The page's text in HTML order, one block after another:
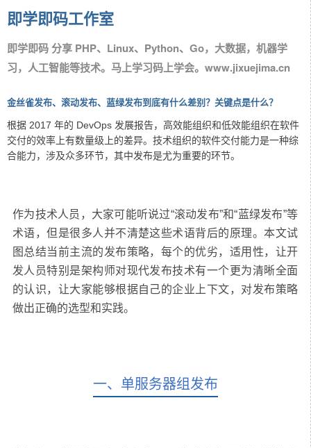
即学即码工作室
即学即码 分享 PHP、Linux、Python、Go，大数据，机器学
习，人工智能等技术。马上学习码上学会。www.jixuejima.cn
金丝雀发布、滚动发布、蓝绿发布到底有什么差别？关键点是什么？
根据 2017 年的 DevOps 发展报告，高效能组织和低效能组织在软件
交付的效率上有数量级上的差异。技术组织的软件交付能力是一种综
合能力，涉及众多环节，其中发布是尤为重要的环节。
作为技术人员，大家可能听说过“滚动发布”和“蓝绿发布”等
术语，但是很多人并不清楚这些术语背后的原理。本文试
图总结当前主流的发布策略，每个的优劣，适用性，让开
发人员特别是架构师对现代发布技术有一个更为清晰全面
的认识，让大家能够根据自己的企业上下文，对发布策略
一、单服务器组发布